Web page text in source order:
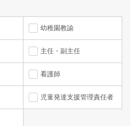
幼稚園教諭
主任・副主任
看護師
児童発達支援管理責任者